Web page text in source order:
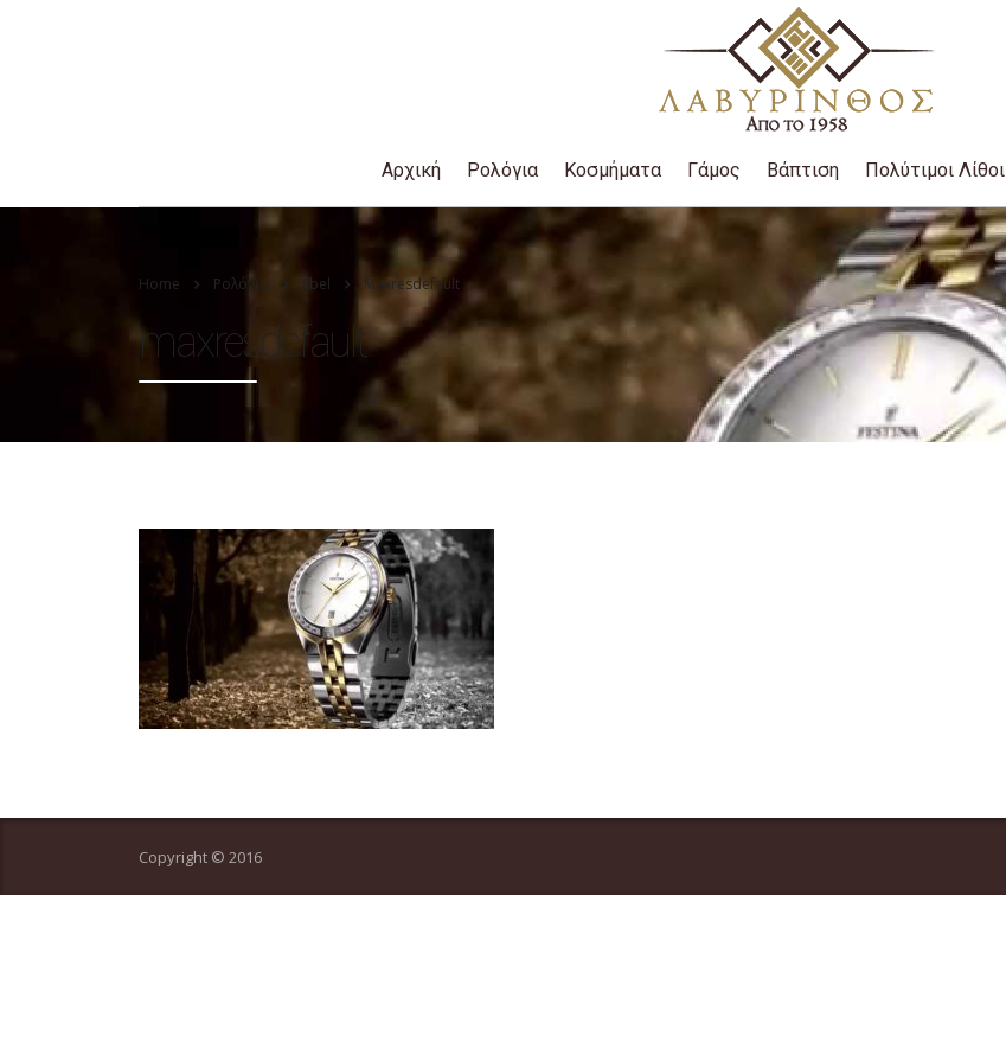
Αρχική Ρολόγια Κοσμήματα Γάμος Βάπτιση Πολύτιμοι Λίθοι
Home Ρολόγια Ebel Maxresdefault
maxresdefault
Copyright © 2016